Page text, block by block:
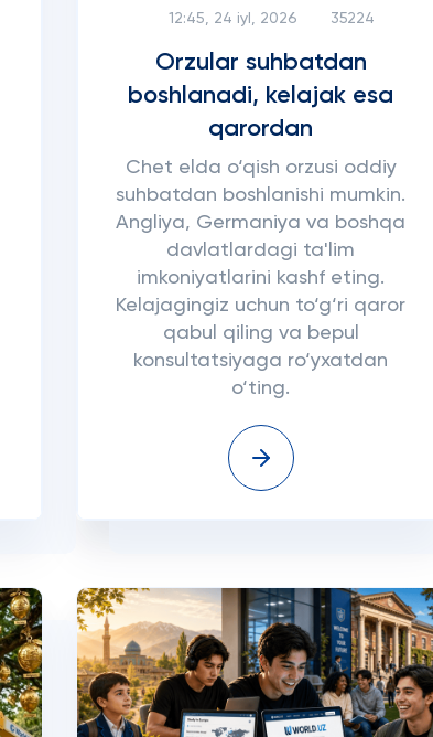
12:45, 24 iyl, 2026 35224
Orzular suhbatdan
boshlanadi, kelajak esa
qarordan
Chet elda o‘qish orzusi oddiy
suhbatdan boshlanishi mumkin.
Angliya, Germaniya va boshqa
davlatlardagi ta'lim
imkoniyatlarini kashf eting.
Kelajagingiz uchun to‘g‘ri qaror
qabul qiling va bepul
konsultatsiyaga ro‘yxatdan
o‘ting.